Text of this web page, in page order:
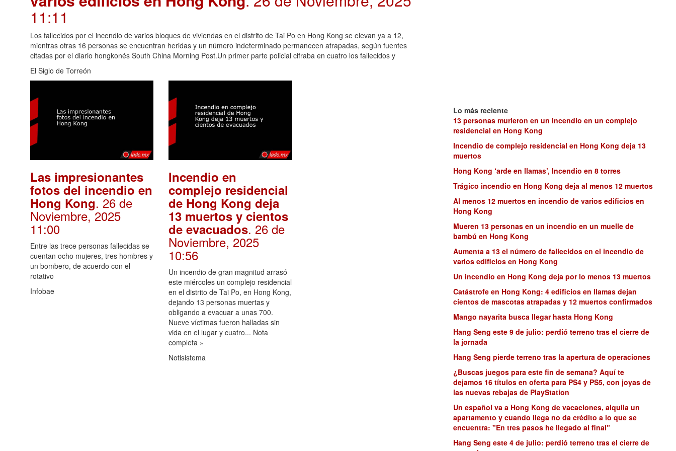
11:11
Los fallecidos por el incendio de varios bloques de viviendas en el distrito de Tai Po en Hong Kong se elevan ya a 12,
mientras otras 16 personas se encuentran heridas y un número indeterminado permanecen atrapadas, según fuentes
citadas por el diario hongkonés South China Morning Post.Un primer parte policial cifraba en cuatro los fallecidos y
El Siglo de Torreón
Las impresionantes
fotos del incendio en
Hong Kong. 26 de
Noviembre, 2025
11:00
Entre las trece personas fallecidas se
cuentan ocho mujeres, tres hombres y
un bombero, de acuerdo con el
rotativo
Infobae
Incendio en
complejo residencial
de Hong Kong deja
13 muertos y cientos
de evacuados. 26 de
Noviembre, 2025
10:56
Un incendio de gran magnitud arrasó
este miércoles un complejo residencial
en el distrito de Tai Po, en Hong Kong,
dejando 13 personas muertas y
obligando a evacuar a unas 700.
Nueve víctimas fueron halladas sin
vida en el lugar y cuatro... Nota
completa »
Notisistema
Lo más reciente
13 personas murieron en un incendio en un complejo
residencial en Hong Kong
Incendio de complejo residencial en Hong Kong deja 13
muertos
Hong Kong ‘arde en llamas’, Incendio en 8 torres
Trágico incendio en Hong Kong deja al menos 12 muertos
Al menos 12 muertos en incendio de varios edificios en
Hong Kong
Mueren 13 personas en un incendio en un muelle de
bambú en Hong Kong
Aumenta a 13 el número de fallecidos en el incendio de
varios edificios en Hong Kong
Un incendio en Hong Kong deja por lo menos 13 muertos
Catástrofe en Hong Kong: 4 edificios en llamas dejan
cientos de mascotas atrapadas y 12 muertos confirmados
Mango nayarita busca llegar hasta Hong Kong
Hang Seng este 9 de julio: perdió terreno tras el cierre de
la jornada
Hang Seng pierde terreno tras la apertura de operaciones
¿Buscas juegos para este fin de semana? Aquí te
dejamos 16 títulos en oferta para PS4 y PS5, con joyas de
las nuevas rebajas de PlayStation
Un español va a Hong Kong de vacaciones, alquila un
apartamento y cuando llega no da crédito a lo que se
encuentra: "En tres pasos he llegado al final"
Hang Seng este 4 de julio: perdió terreno tras el cierre de